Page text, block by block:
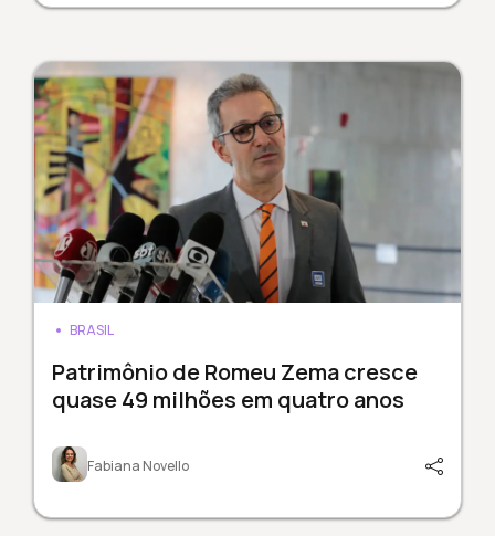
BRASIL
Patrimônio de Romeu Zema cresce
quase 49 milhões em quatro anos
Fabiana Novello